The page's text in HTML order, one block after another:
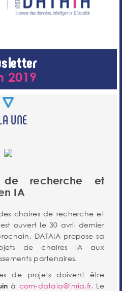
2019
UNE
de recherche et
IA
chaires de recherche et
ouvert le 30 avril dernier
DATAIA propose sa
de chaires IA aux
partenaires.
de projets doivent être
à com-dataia@inria.fr. Le